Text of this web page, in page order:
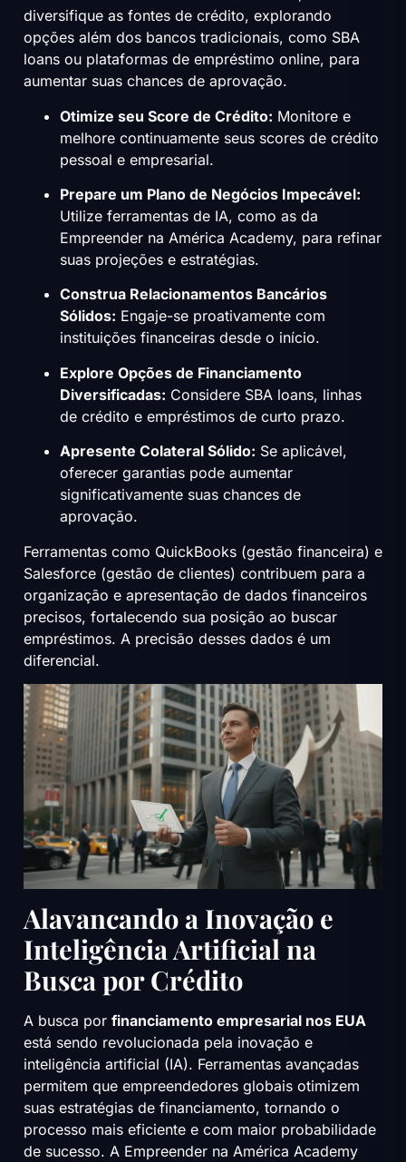
diversifique as fontes de crédito, explorando
opções além dos bancos tradicionais, como SBA
loans ou plataformas de empréstimo online, para
aumentar suas chances de aprovação.
Otimize seu Score de Crédito: Monitore e
melhore continuamente seus scores de crédito
pessoal e empresarial.
Prepare um Plano de Negócios Impecável:
Utilize ferramentas de IA, como as da
Empreender na América Academy, para refinar
suas projeções e estratégias.
Construa Relacionamentos Bancários
Sólidos: Engaje-se proativamente com
instituições financeiras desde o início.
Explore Opções de Financiamento
Diversificadas: Considere SBA loans, linhas
de crédito e empréstimos de curto prazo.
Apresente Colateral Sólido: Se aplicável,
oferecer garantias pode aumentar
significativamente suas chances de
aprovação.
Ferramentas como QuickBooks (gestão financeira) e
Salesforce (gestão de clientes) contribuem para a
organização e apresentação de dados financeiros
precisos, fortalecendo sua posição ao buscar
empréstimos. A precisão desses dados é um
diferencial.
Alavancando a Inovação e
Inteligência Artificial na
Busca por Crédito
A busca por financiamento empresarial nos EUA
está sendo revolucionada pela inovação e
inteligência artificial (IA). Ferramentas avançadas
permitem que empreendedores globais otimizem
suas estratégias de financiamento, tornando o
processo mais eficiente e com maior probabilidade
de sucesso. A Empreender na América Academy